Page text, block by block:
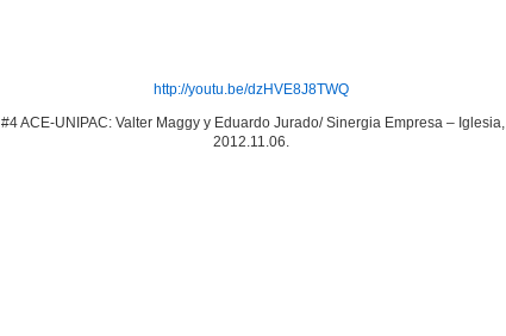
http://youtu.be/dzHVE8J8TWQ
#4 ACE-UNIPAC: Valter Maggy y Eduardo Jurado/ Sinergia Empresa – Iglesia,
2012.11.06.